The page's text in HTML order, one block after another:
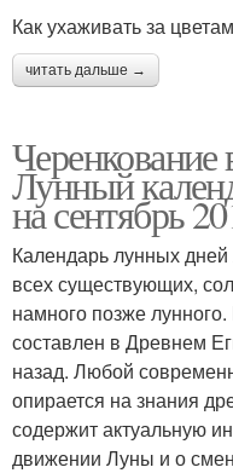
Как ухаживать за
читать дальше →
Черенкование
Лунный
на сентябрь
Календарь лунных
всех существующих,
намного позже
составлен в Древнем
назад. Любой
опирается на знания
содержит актуальную
движении Луны и о